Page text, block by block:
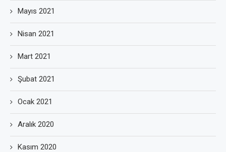
Mayıs 2021
Nisan 2021
Mart 2021
Şubat 2021
Ocak 2021
Aralık 2020
Kasım 2020